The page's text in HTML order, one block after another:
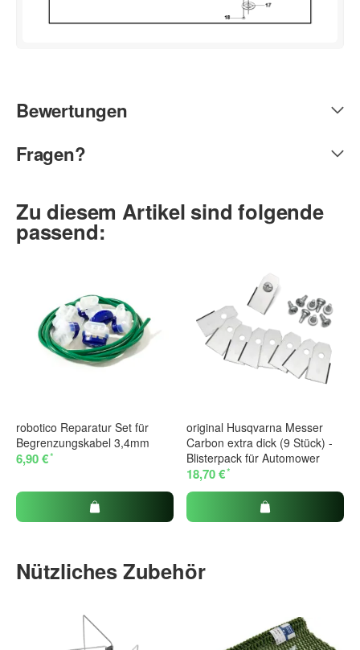
Bewertungen
Fragen?
Zu diesem Artikel sind folgende
passend:
robotico Reparatur Set für
Begrenzungskabel 3,4mm
6,90 €*
original Husqvarna Messer
Carbon extra dick (9 Stück) -
Blisterpack für Automower
18,70 €*
Nützliches Zubehör